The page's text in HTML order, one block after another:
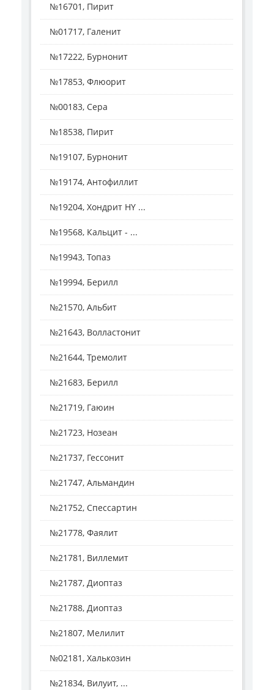
№16701, Пирит
№01717, Галенит
№17222, Бурнонит
№17853, Флюорит
№00183, Сера
№18538, Пирит
№19107, Бурнонит
№19174, Антофиллит
№19204, Хондрит HY ...
№19568, Кальцит - ...
№19943, Топаз
№19994, Берилл
№21570, Альбит
№21643, Волластонит
№21644, Тремолит
№21683, Берилл
№21719, Гаюин
№21723, Нозеан
№21737, Гессонит
№21747, Альмандин
№21752, Спессартин
№21778, Фаялит
№21781, Виллемит
№21787, Диоптаз
№21788, Диоптаз
№21807, Мелилит
№02181, Халькозин
№21834, Вилуит, ...